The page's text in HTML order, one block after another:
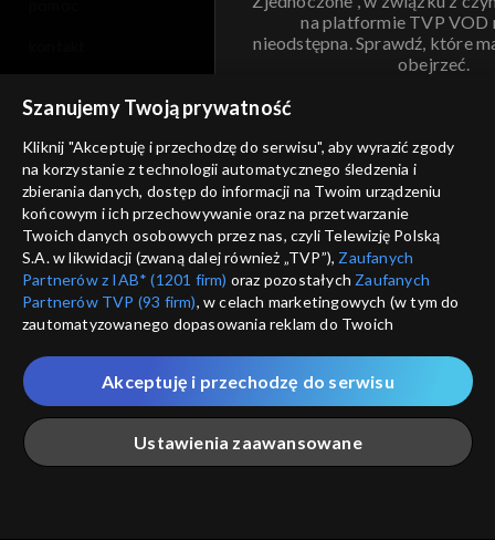
na platformie TVP VOD
nieodstępna. Sprawdź, które
obejrzeć.
ANULUJ
informacje o dostawcy usług
Szanujemy Twoją prywatność
Kliknij "Akceptuję i przechodzę do serwisu", aby wyrazić zgody
na korzystanie z technologii automatycznego śledzenia i
zbierania danych, dostęp do informacji na Twoim urządzeniu
końcowym i ich przechowywanie oraz na przetwarzanie
Twoich danych osobowych przez nas, czyli Telewizję Polską
S.A. w likwidacji (zwaną dalej również „TVP”), Zaufanych
Partnerów z IAB* (1201 firm) oraz pozostałych Zaufanych
Partnerów TVP (93 firm), w celach marketingowych (w tym do
zautomatyzowanego dopasowania reklam do Twoich
które wskazujemy poniżej, a także zgody na udostępnianie
przez nas identyfikatora PPID do Google.
Twoje dane osobowe zbierane podczas odwiedzania przez
Ciebie naszych
poszczególnych serwisówzwanych dalej
„Portalem”, w tym informacje zapisywane za pomocą
Ustawienia zaawansowane
Akceptuję i przechodzę do serwisu